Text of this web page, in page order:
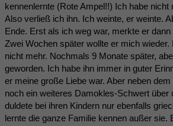
kennenlernte (Rote Ampel!!) Ich habe nicht
Also verließ ich ihn. Ich weinte, er weinte.
Ende. Erst als ich weg war, merkte er
Zwei Wochen später wollte er mich
nicht mehr. Nochmals 9 Monate später,
geworden. Ich habe ihn immer in guter
er meine große Liebe war. Aber neben
noch ein weiteres Damokles-Schwert über
duldete bei ihren Kindern nur ebenfalls
lernte die ganze Familie kennen außer sie.